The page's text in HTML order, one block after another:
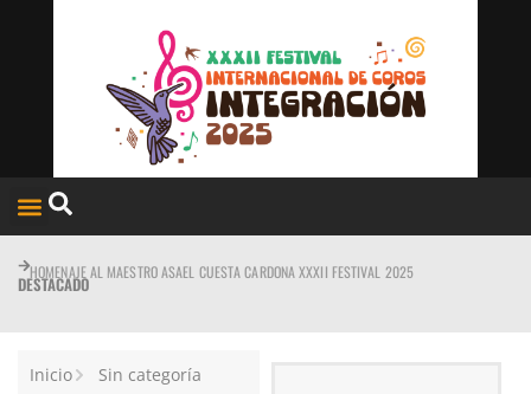
DESTACADO
HOMENAJE AL MAESTRO ASAEL CUESTA CARDONA XXXII FESTIVAL 2025
Inicio Sin categoría